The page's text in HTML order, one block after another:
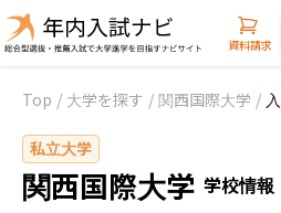
資料請求
Top / 大学を探す / 関西国際大学 /
私立大学
関西国際大学 学校情報